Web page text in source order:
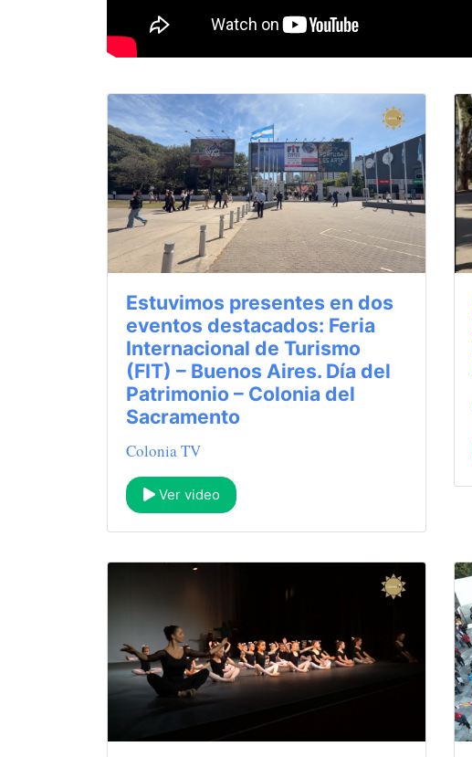
Estuvimos presentes en dos
eventos destacados: Feria
Internacional de Turismo
(FIT) – Buenos Aires. Día del
Patrimonio – Colonia del
Sacramento
Colonia TV
Ver video